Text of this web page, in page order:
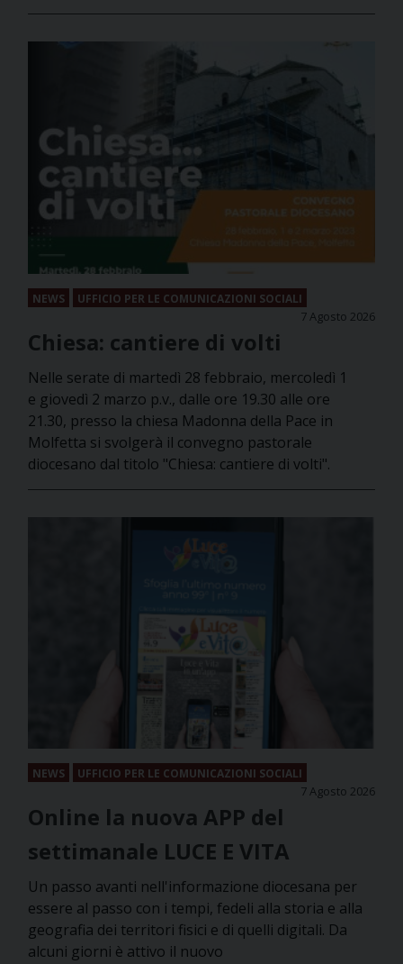
NEWS UFFICIO PER LE COMUNICAZIONI SOCIALI
7 Agosto 2026
Chiesa: cantiere di volti
Nelle serate di martedì 28 febbraio, mercoledì 1
e giovedì 2 marzo p.v., dalle ore 19.30 alle ore
21.30, presso la chiesa Madonna della Pace in
Molfetta si svolgerà il convegno pastorale
diocesano dal titolo "Chiesa: cantiere di volti".
NEWS UFFICIO PER LE COMUNICAZIONI SOCIALI
7 Agosto 2026
Online la nuova APP del
settimanale LUCE E VITA
Un passo avanti nell'informazione diocesana per
essere al passo con i tempi, fedeli alla storia e alla
geografia dei territori fisici e di quelli digitali. Da
alcuni giorni è attivo il nuovo